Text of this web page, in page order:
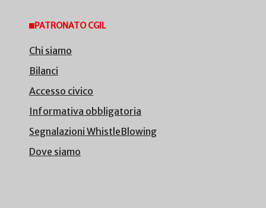
PATRONATO CGIL
Chi siamo
Bilanci
Accesso civico
Informativa obbligatoria
Segnalazioni WhistleBlowing
Dove siamo